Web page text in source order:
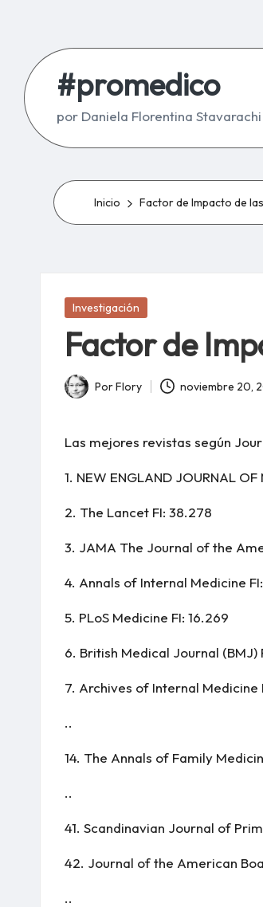
contenido#promedico
por Daniela Florentina Stavarachi
Inicio Factor de Impacto de
Publicada
Investigación
Factor de
Publicado
PorFlory noviembre 20,
Las mejores revistas según
1. NEW ENGLAND JOURNAL OF
2. The Lancet FI: 38.278
3. JAMA The Journal of the
4. Annals of Internal Medicine
5. PLoS Medicine FI: 16.269
6. British Medical Journal (BMJ)
7. Archives of Internal Medicine
..
14. The Annals of Family
..
41. Scandinavian Journal of
42. Journal of the American
..